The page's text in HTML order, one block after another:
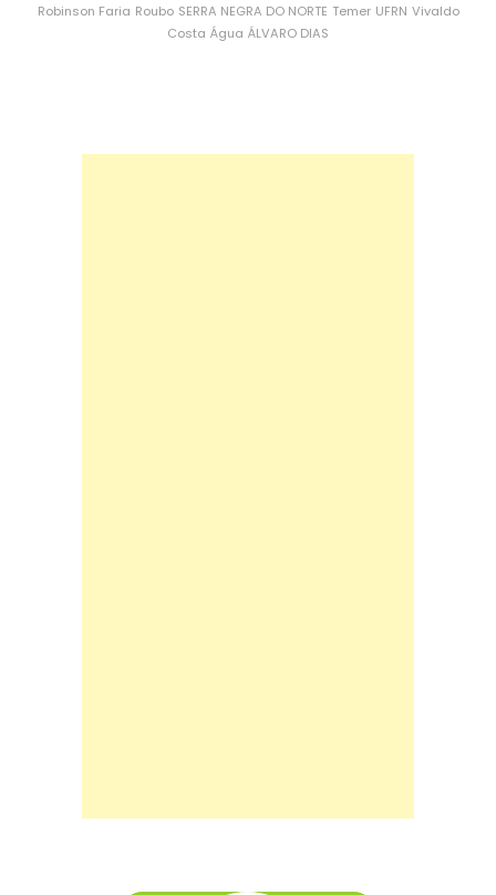
Robinson Faria Roubo SERRA NEGRA DO NORTE Temer UFRN Vivaldo
Costa Água ÁLVARO DIAS